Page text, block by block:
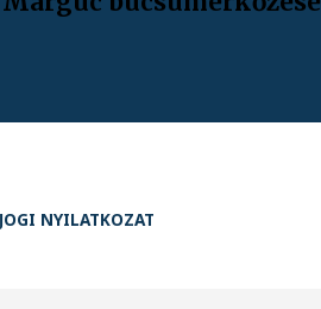
JOGI NYILATKOZAT